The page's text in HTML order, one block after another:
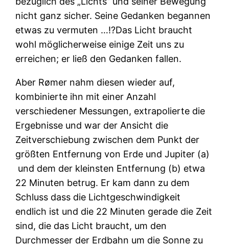
nicht ganz sicher. Seine Gedanken begannen
etwas zu vermuten …!?Das Licht braucht
wohl möglicherweise einige Zeit uns zu
erreichen; er ließ den Gedanken fallen.
Aber Rømer nahm diesen wieder auf,
kombinierte ihn mit einer Anzahl
verschiedener Messungen, extrapolierte die
Ergebnisse und war der Ansicht die
Zeitverschiebung zwischen dem Punkt der
größten Entfernung von Erde und Jupiter (a)
und dem der kleinsten Entfernung (b) etwa
22 Minuten betrug. Er kam dann zu dem
Schluss dass die Lichtgeschwindigkeit
endlich ist und die 22 Minuten gerade die Zeit
sind, die das Licht braucht, um den
Durchmesser der Erdbahn um die Sonne zu